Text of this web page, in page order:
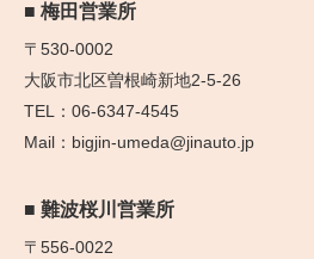
梅田営業所
〒530-0002
大阪市北区曽根崎新地2-5-26
06-6347-4545
bigjin-umeda@jinauto.jp
難波桜川営業所
〒556-0022